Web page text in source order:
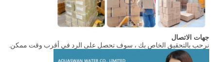
جهات الاتصال
نرحب بالتحقيق الخاص بك ، سوف تحصل على الرد في أقرب وقت ممكن.